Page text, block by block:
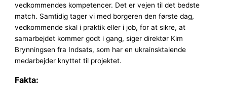
vedkommendes kompetencer. Det er vejen til det bedste
match. Samtidig tager vi med borgeren den første dag,
vedkommende skal i praktik eller i job, for at sikre, at
samarbejdet kommer godt i gang, siger direktør Kim
Brynningsen fra Indsats, som har en ukrainsktalende
medarbejder knyttet til projektet.
Fakta: